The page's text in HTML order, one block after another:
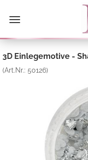
3D Einlegemotive -
(Art.Nr.: 50126)